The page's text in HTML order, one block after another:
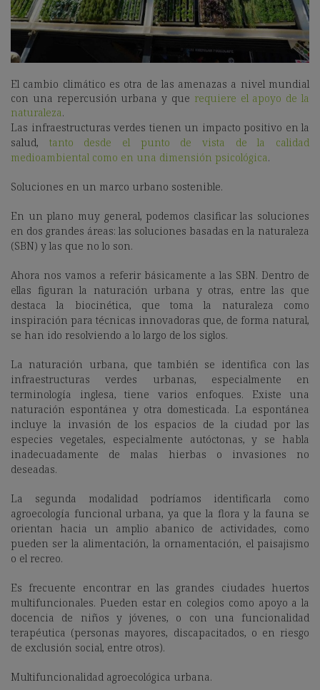
El cambio climático es otra de las amenazas a nivel mundial
con una repercusión urbana y que requiere el apoyo de la
naturaleza.
Las infraestructuras verdes tienen un impacto positivo en la
salud,
tanto desde el punto de vista de la calidad
medioambiental como en una dimensión psicológica.
Soluciones en un marco urbano sostenible.
En un plano muy general, podemos clasificar las soluciones
en dos grandes áreas: las soluciones basadas en la naturaleza
(SBN) y las que no lo son.
Ahora nos vamos a referir básicamente a las SBN. Dentro de
ellas figuran la naturación urbana y otras, entre las que
destaca la biocinética, que toma la naturaleza como
inspiración para técnicas innovadoras que, de forma natural,
se han ido resolviendo a lo largo de los siglos.
La naturación urbana, que también se identifica con las
infraestructuras verdes urbanas, especialmente en
terminología inglesa, tiene varios enfoques. Existe una
naturación espontánea y otra domesticada. La espontánea
incluye la invasión de los espacios de la ciudad por las
especies vegetales, especialmente autóctonas, y se habla
inadecuadamente de malas hierbas o invasiones no
deseadas.
La segunda modalidad podríamos identificarla como
agroecología funcional urbana, ya que la flora y la fauna se
orientan hacia un amplio abanico de actividades, como
pueden ser la alimentación, la ornamentación, el paisajismo
o el recreo.
Es frecuente encontrar en las grandes ciudades huertos
multifuncionales. Pueden estar en colegios como apoyo a la
docencia de niños y jóvenes, o con una funcionalidad
terapéutica (personas mayores, discapacitados, o en riesgo
de exclusión social, entre otros).
Multifuncionalidad agroecológica urbana.